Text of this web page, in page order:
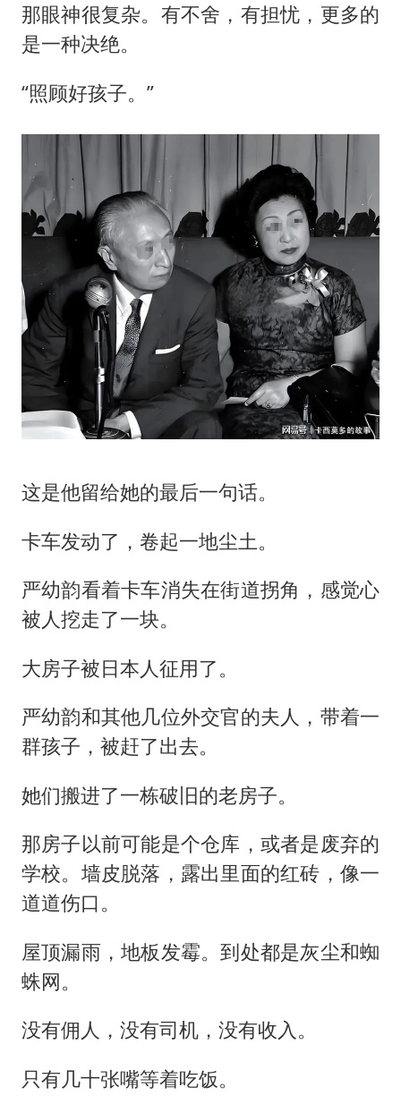
那眼神很复杂。有不舍，有担忧，更多的
是一种决绝。
“照顾好孩子。”
这是他留给她的最后一句话。
卡车发动了，卷起一地尘土。
严幼韵看着卡车消失在街道拐角，感觉心
被人挖走了一块。
大房子被日本人征用了。
严幼韵和其他几位外交官的夫人，带着一
群孩子，被赶了出去。
她们搬进了一栋破旧的老房子。
那房子以前可能是个仓库，或者是废弃的
学校。墙皮脱落，露出里面的红砖，像一
道道伤口。
屋顶漏雨，地板发霉。到处都是灰尘和蜘
蛛网。
没有佣人，没有司机，没有收入。
只有几十张嘴等着吃饭。